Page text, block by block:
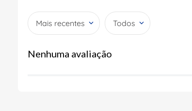
Mais recentes Todos
Nenhuma avaliação